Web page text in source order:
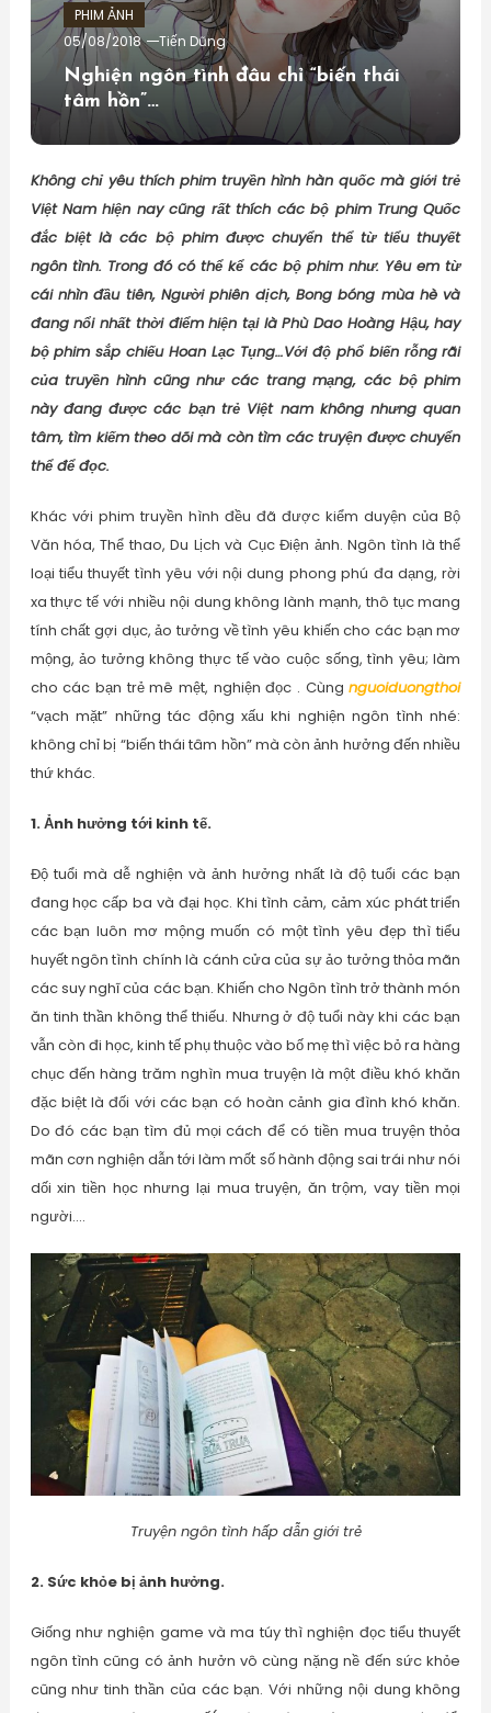
PHIM ẢNH
05/08/2018
Tiến Dũng
Nghiện ngôn tình đâu chỉ “biến thái
tâm hồn”…
Không chỉ yêu thích phim truyền hình hàn quốc mà giới trẻ
Việt Nam hiện nay cũng rất thích các bộ phim Trung Quốc
đắc biệt là các bộ phim được chuyển thể từ tiểu thuyết
ngôn tình. Trong đó có thể kể các bộ phim như: Yêu em từ
cái nhìn đầu tiên, Người phiên dịch, Bong bóng mùa hè và
đang nổi nhất thời điểm hiện tại là Phù Dao Hoàng Hậu, hay
bộ phim sắp chiếu Hoan Lạc Tụng…Với độ phổ biến rỗng rãi
của truyền hình cũng như các trang mạng, các bộ phim
này đang được các bạn trẻ Việt nam không nhưng quan
tâm, tìm kiếm theo dõi mà còn tìm các truyện được chuyển
thể để đọc.
Khác với phim truyền hình đều đã được kiểm duyện của Bộ
Văn hóa, Thể thao, Du Lịch và Cục Điện ảnh. Ngôn tình là thể
loại tiểu thuyết tình yêu với nội dung phong phú đa dạng, rời
xa thực tế với nhiều nội dung không lành mạnh, thô tục mang
tính chất gợi dục, ảo tưởng về tình yêu khiến cho các bạn mơ
mộng, ảo tưởng không thực tế vào cuộc sống, tình yêu; làm
cho các bạn trẻ mê mệt, nghiện đọc . Cùngnguoiduongthoi
“vạch mặt” những tác động xấu khi nghiện ngôn tình nhé:
không chỉ bị “biến thái tâm hồn” mà còn ảnh hưởng đến nhiều
thứ khác.
1. Ảnh hưởng tới kinh tế.
Độ tuổi mà dễ nghiện và ảnh hưởng nhất là độ tuổi các bạn
đang học cấp ba và đại học. Khi tình cảm, cảm xúc phát triển
các bạn luôn mơ mộng muốn có một tình yêu đẹp thì tiểu
huyết ngôn tình chính là cánh cửa của sự ảo tưởng thỏa mãn
các suy nghĩ của các bạn. Khiến cho Ngôn tình trở thành món
ăn tinh thần không thể thiếu. Nhưng ở độ tuổi này khi các bạn
vẫn còn đi học, kinh tế phụ thuộc vào bố mẹ thì việc bỏ ra hàng
chục đến hàng trăm nghìn mua truyện là một điều khó khăn
đặc biệt là đối với các bạn có hoàn cảnh gia đình khó khăn.
Do đó các bạn tìm đủ mọi cách để có tiền mua truyện thỏa
mãn cơn nghiện dẫn tới làm mốt số hành động sai trái như nói
dối xin tiền học nhưng lại mua truyện, ăn trộm, vay tiền mọi
người….
Truyện ngôn tình hấp dẫn giới trẻ
2. Sức khỏe bị ảnh hưởng.
Giống như nghiện game và ma túy thì nghiện đọc tiểu thuyết
ngôn tình cũng có ảnh hưởn vô cùng nặng nề đến sức khỏe
cũng như tinh thần của các bạn. Với những nội dung không